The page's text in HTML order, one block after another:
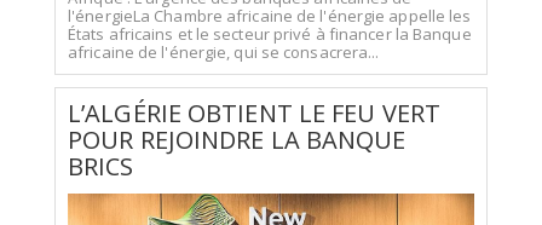
l'énergieLa Chambre africaine de l'énergie appelle les
États africains et le secteur privé à financer la Banque
africaine de l'énergie, qui se consacrera...
L’ALGÉRIE OBTIENT LE FEU VERT
POUR REJOINDRE LA BANQUE
BRICS